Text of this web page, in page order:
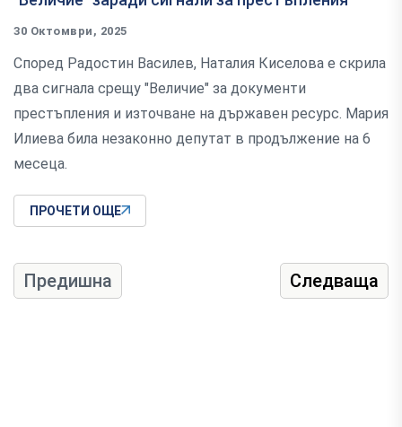
30 Октомври, 2025
Според Радостин Василев, Наталия Киселова е скрила
два сигнала срещу "Величие" за документи
престъпления и източване на държавен ресурс. Мария
Илиева била незаконно депутат в продължение на 6
месеца.
ПРОЧЕТИ ОЩЕ
Предишна Следваща